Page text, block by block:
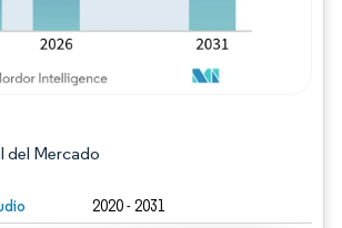
del Mercado
2020 - 2031